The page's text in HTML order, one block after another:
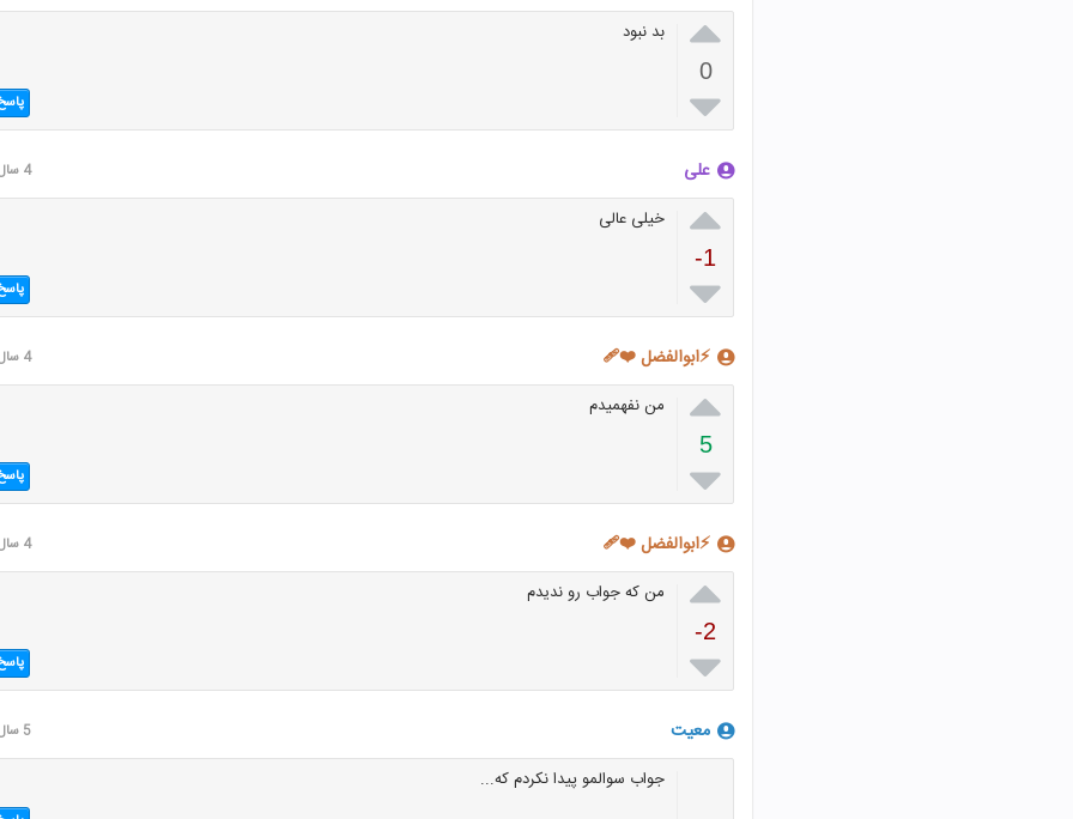

0

بد نبود
علی 4 سال قبل

-1

خیلی عالی
⚡ابوالفضل ❤️‍🩹 4 سال قبل

5

من نفهمیدم
⚡ابوالفضل ❤️‍🩹 4 سال قبل

-2

من که جواب رو ندیدم
معیت 5 سال قبل
جواب سوالمو پیدا نکردم که...